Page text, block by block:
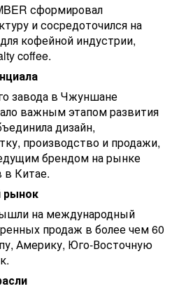
сформировал
и сосредоточился на
кофейной индустрии,
coffee.
завода в Чжуншане
важным этапом развития
дизайн,
производство и продажи,
брендом на рынке
в Китае.
рынок
на международный
продаж в более чем 60
Америку, Юго-Восточную